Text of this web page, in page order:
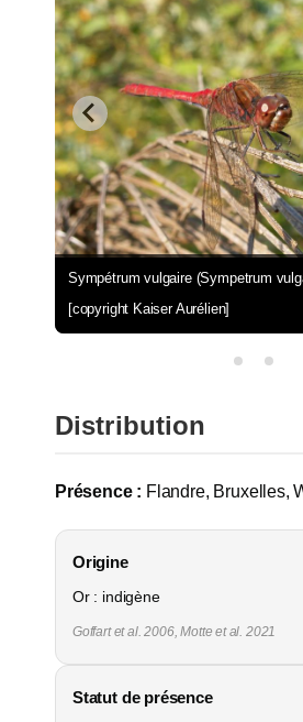
Sympétrum vulgaire (Sympetrum
[copyright Kaiser Aurélien]
Distribution
Présence : Flandre, Bruxelles,
Origine
Or : indigène
Goffart et al. 2006, Motte et al. 2021
Statut de présence